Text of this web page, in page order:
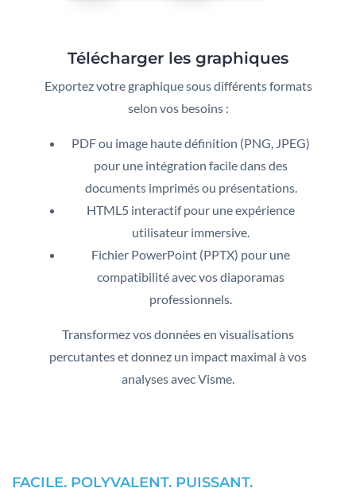
Télécharger les graphiques
Exportez votre graphique sous différents formats
selon vos besoins :
PDF ou image haute définition (PNG, JPEG)
pour une intégration facile dans des
documents imprimés ou présentations.
HTML5 interactif pour une expérience
utilisateur immersive.
Fichier PowerPoint (PPTX) pour une
compatibilité avec vos diaporamas
professionnels.
Transformez vos données en visualisations
percutantes et donnez un impact maximal à vos
analyses avec Visme.
FACILE. POLYVALENT. PUISSANT.